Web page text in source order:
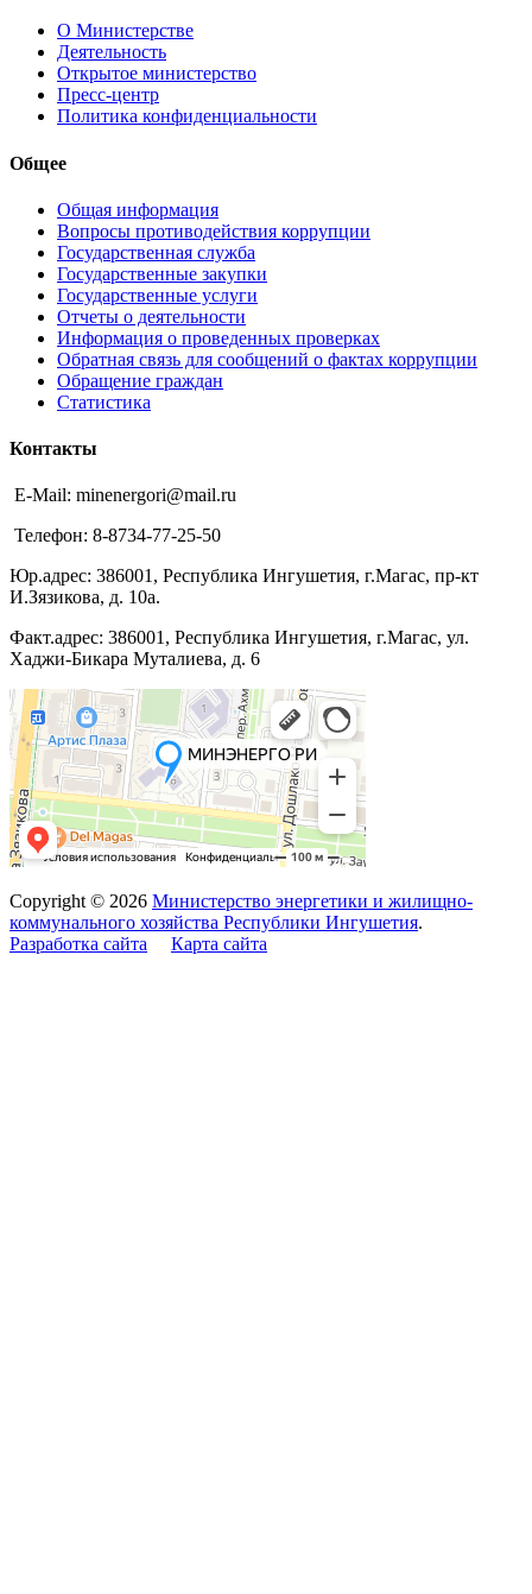
О Министерстве
Деятельность
Открытое министерство
Пресс-центр
Политика конфиденциальности
Общее
Общая информация
Вопросы противодействия коррупции
Государственная служба
Государственные закупки
Государственные услуги
Отчеты о деятельности
Информация о проведенных проверках
Обратная связь для сообщений о фактах коррупции
Обращение граждан
Статистика
Контакты
E-Mail: minenergori@mail.ru
Телефон: 8-8734-77-25-50
Юр.адрес: 386001, Республика Ингушетия, г.Магас, пр-кт
И.Зязикова, д. 10а.
Факт.адрес: 386001, Республика Ингушетия, г.Магас, ул.
Хаджи-Бикара Муталиева, д. 6
Copyright © 2026 Министерство энергетики и жилищно-
коммунального хозяйства Республики Ингушетия.
Разработка сайта
Карта сайта